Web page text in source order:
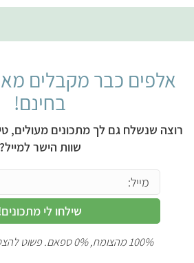
אלפים כבר מקבלים
בחינם!
רוצה שנשלח גם לך מתכונים מעולים,
שוות הישר למייל?
שילחו לי
100% מהצומח, 0% ספאם. פשוט להצטרף, קל גם לבטל.